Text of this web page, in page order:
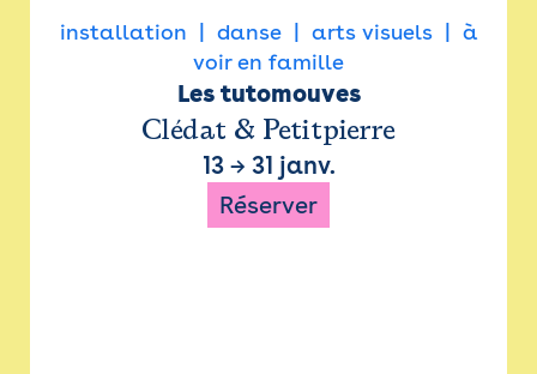
installation danse arts visuels
à
voir en famille
Les tutomouves
Clédat & Petitpierre
13→ 31 janv.
Réserver